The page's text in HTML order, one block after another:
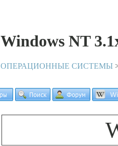
Windows NT
ОПЕРАЦИОННЫЕ СИСТЕМЫ